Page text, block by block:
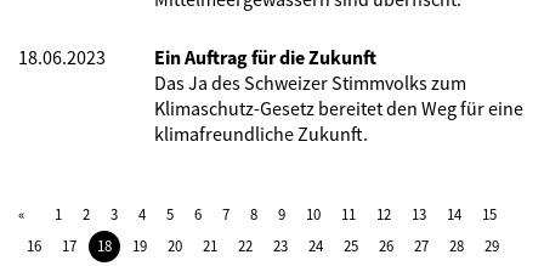
18.06.2023
Ein Auftrag für die Zukunft
Das Ja des Schweizer Stimmvolks zum
Klimaschutz-Gesetz bereitet den Weg für eine
klimafreundliche Zukunft.
1 2 3 4 5 6 7 8 9 10 11 12 13 14
15
16
17 18 19 20 21 22 23 24 25 26 27 28
29